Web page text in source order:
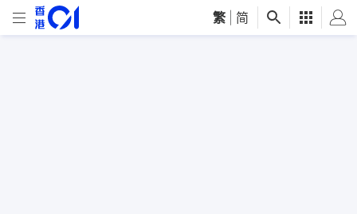
繁 简